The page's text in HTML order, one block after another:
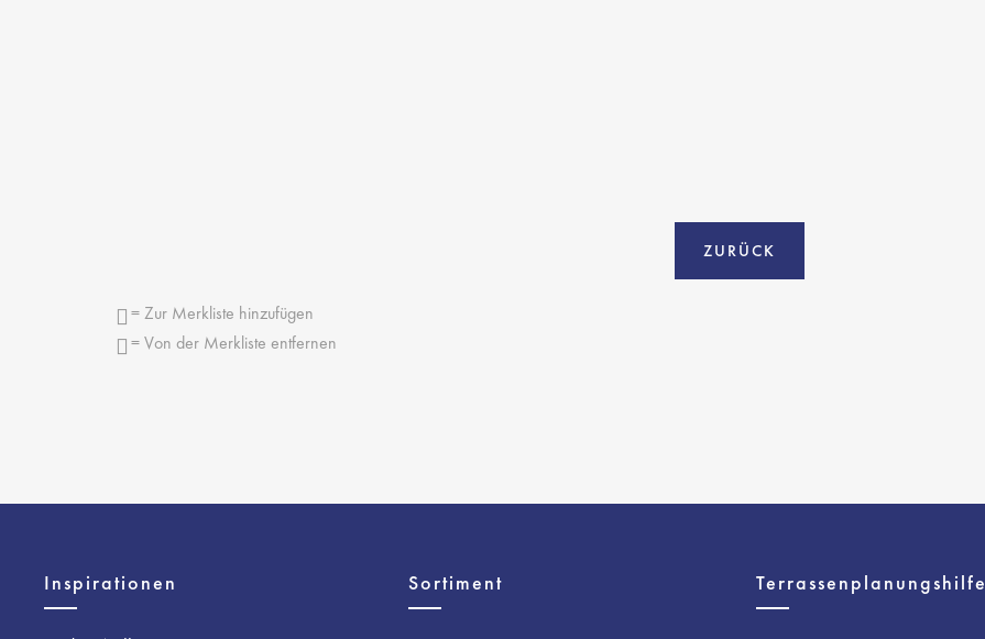
ZURÜCK
= Zur Merkliste hinzufügen
= Von der Merkliste entfernen
Inspirationen Sortiment Terrassenplanungshilfe